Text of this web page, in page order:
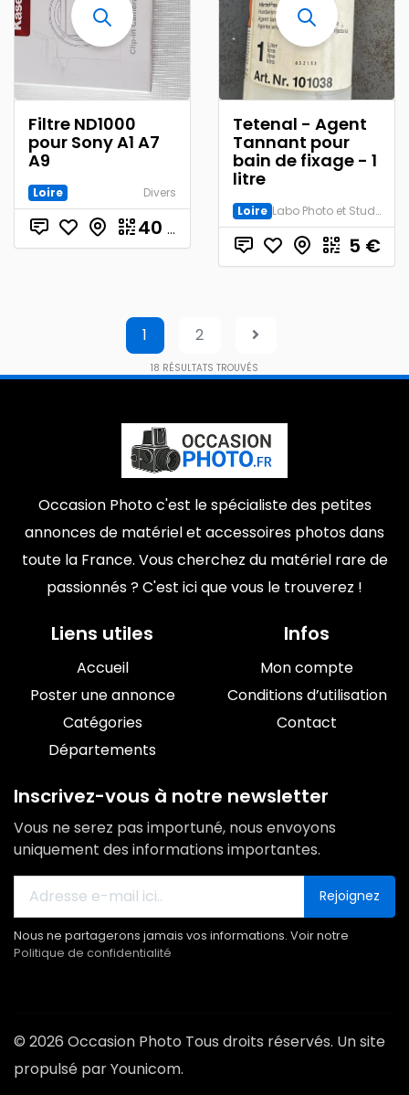
Filtre ND1000
pour Sony A1 A7
A9
Loire Divers
40
Tetenal - Agent
Tannant pour
bain de fixage - 1
litre
Loire Labo Photo et Studio
5 €
1 2
18 RÉSULTATS TROUVÉS
Occasion Photo c'est le spécialiste des petites
annonces de matériel et accessoires photos dans
toute la France. Vous cherchez du matériel rare de
passionnés ? C'est ici que vous le trouverez !
Liens utiles
Accueil
Poster une annonce
Catégories
Départements
Infos
Mon compte
Conditions d’utilisation
Contact
Inscrivez-vous à notre newsletter
Vous ne serez pas importuné, nous envoyons
uniquement des informations importantes.
Rejoignez
Nous ne partagerons jamais vos informations. Voir notre
Politique de confidentialité
© 2026 Occasion Photo Tous droits réservés. Un site
propulsé par Younicom.